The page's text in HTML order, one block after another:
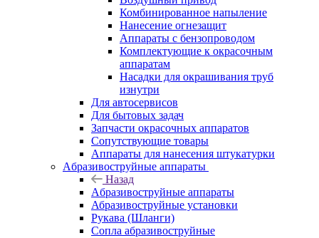
Комбинированное напыление
Нанесение огнезащит
Аппараты с бензопроводом
Комплектующие к окрасочным
аппаратам
Насадки для окрашивания труб
изнутри
Для автосервисов
Для бытовых задач
Запчасти окрасочных аппаратов
Сопутствующие товары
Аппараты для нанесения штукатурки
Aбразивоструйные аппараты
Назад
Aбразивоструйные аппараты
Абразивоструйные установки
Рукава (Шланги)
Сопла абразивоструйные